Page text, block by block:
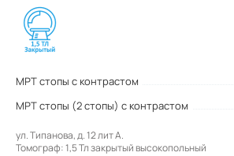
МРТ стопы с контрастом
МРТ стопы (2 стопы) с контрастом
ул. Типанова, д. 12 лит А.
Томограф: 1,5 Тл закрытый высокопольный